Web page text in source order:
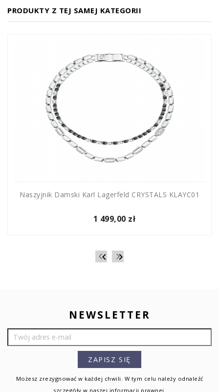
PRODUKTY Z TEJ SAMEJ KATEGORII

Naszyjnik Damski Karl Lagerfeld CRYSTALS KLAYC01
1 499,00 zł

NEWSLETTER
Możesz zrezygnować w każdej chwili. W tym celu należy odnaleźć
szczegóły w naszej informacji prawnej.